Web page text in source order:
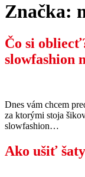
Značka:
Čo si
slowfashion
Dnes vám chcem
za ktorými stoja
slowfashion…
Ako ušiť